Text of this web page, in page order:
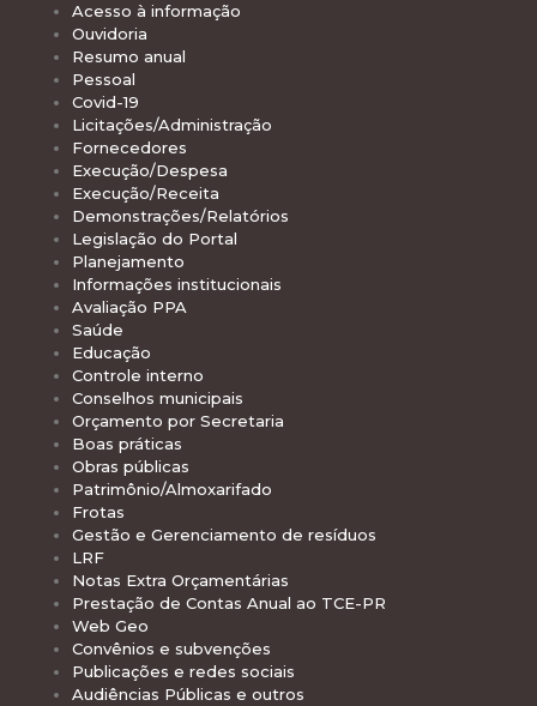
Acesso à informação
Ouvidoria
Resumo anual
Pessoal
Covid-19
Licitações/Administração
Fornecedores
Execução/Despesa
Execução/Receita
Demonstrações/Relatórios
Legislação do Portal
Planejamento
Informações institucionais
Avaliação PPA
Saúde
Educação
Controle interno
Conselhos municipais
Orçamento por Secretaria
Boas práticas
Obras públicas
Patrimônio/Almoxarifado
Frotas
Gestão e Gerenciamento de resíduos
LRF
Notas Extra Orçamentárias
Prestação de Contas Anual ao TCE-PR
Web Geo
Convênios e subvenções
Publicações e redes sociais
Audiências Públicas e outros